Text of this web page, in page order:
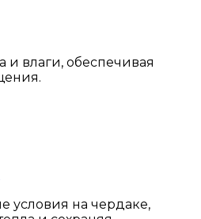
и влаги, обеспечивая
условия на чердаке,